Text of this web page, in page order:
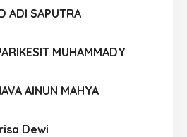
ADI SAPUTRA
MUHAMMADY
AINUN MAHYA
Dewi